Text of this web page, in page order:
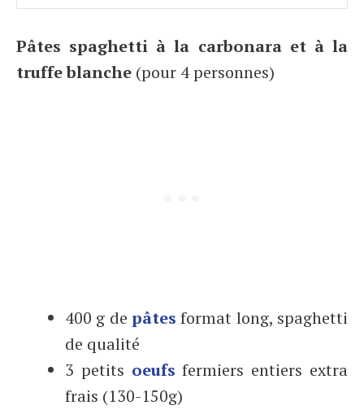
Pâtes spaghetti à la carbonara et à la
truffe blanche (pour 4 personnes)
400 g de pâtes format long, spaghetti
de qualité
3 petits oeufs fermiers entiers extra
frais (130-150g)